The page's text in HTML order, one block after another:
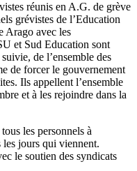
réunis en A.G. de grève
grévistes de l’Education
Arago avec les
et Sud Education sont
de l’ensemble des
de forcer le gouvernement
Ils appellent l’ensemble
et à les rejoindre dans la
les personnels à
les jours qui viennent.
le soutien des syndicats